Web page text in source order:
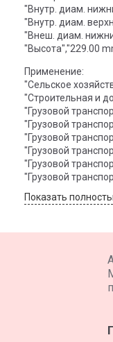
"Внутр. диам.
"Внутр. диам.
"Внеш. диам.
"Высота","229.00
Применение:
"Сельское
"Грузовой
"Грузовой
"Грузовой
"Грузовой
"Грузовой
"Грузовой
Показать